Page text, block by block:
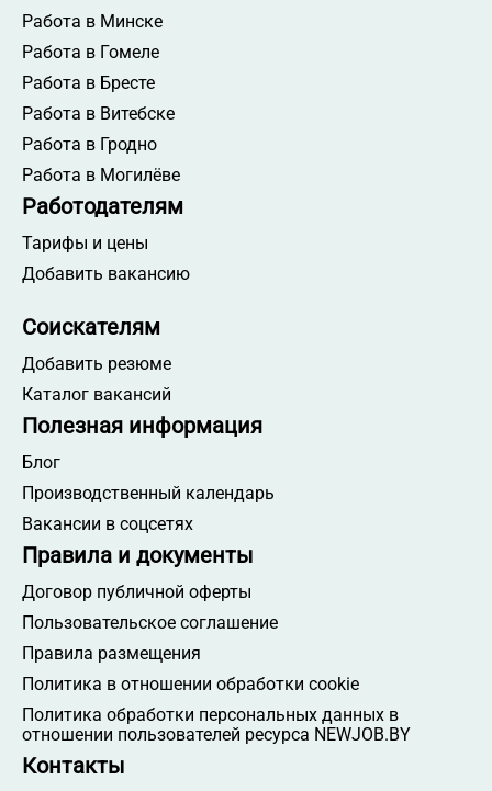
Работа в Минске
Работа в Гомеле
Работа в Бресте
Работа в Витебске
Работа в Гродно
Работа в Могилёве
Работодателям
Тарифы и цены
Добавить вакансию
Соискателям
Добавить резюме
Каталог вакансий
Полезная информация
Блог
Производственный календарь
Вакансии в соцсетях
Правила и документы
Договор публичной оферты
Пользовательское соглашение
Правила размещения
Политика в отношении обработки cookie
Политика обработки персональных данных в
отношении пользователей ресурса NEWJOB.BY
Контакты